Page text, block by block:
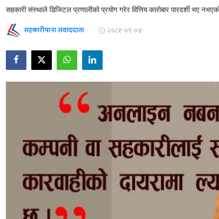
सहकारी संस्थाले डिजिटल प्रणालीको प्रयोग गरेर वित्तिय कारोबार पारदर्शी भए
सहकारीपाना संवाददाता २०८१-०९-०४